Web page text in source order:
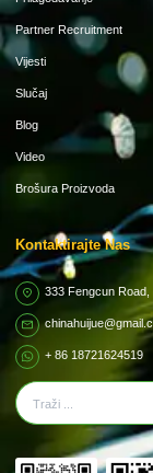
Partner Recruitment
Vijesti
Slučaj
Blog
Video
Brošura Proizvoda
Kontaktirajte Nas
333 Fengcun
+ 86 18721624519